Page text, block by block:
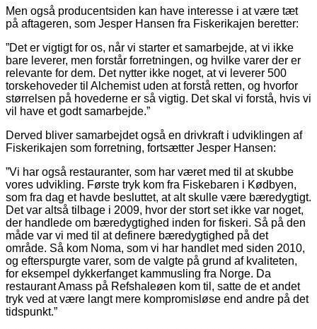
Men også producentsiden kan have interesse i at være tæt
på aftageren, som Jesper Hansen fra Fiskerikajen beretter:
”Det er vigtigt for os, når vi starter et samarbejde, at vi ikke
bare leverer, men forstår forretningen, og hvilke varer der er
relevante for dem. Det nytter ikke noget, at vi leverer 500
torskehoveder til Alchemist uden at forstå retten, og hvorfor
størrelsen på hovederne er så vigtig. Det skal vi forstå, hvis vi
vil have et godt samarbejde.”
Derved bliver samarbejdet også en drivkraft i udviklingen af
Fiskerikajen som forretning, fortsætter Jesper Hansen:
”Vi har også restauranter, som har været med til at skubbe
vores udvikling. Første tryk kom fra Fiskebaren i Kødbyen,
som fra dag et havde besluttet, at alt skulle være bæredygtigt.
Det var altså tilbage i 2009, hvor der stort set ikke var noget,
der handlede om bæredygtighed inden for fiskeri. Så på den
måde var vi med til at definere bæredygtighed på det
område. Så kom Noma, som vi har handlet med siden 2010,
og efterspurgte varer, som de valgte på grund af kvaliteten,
for eksempel dykkerfanget kammusling fra Norge. Da
restaurant Amass på Refshaleøen kom til, satte de et andet
tryk ved at være langt mere kompromisløse end andre på det
tidspunkt.”